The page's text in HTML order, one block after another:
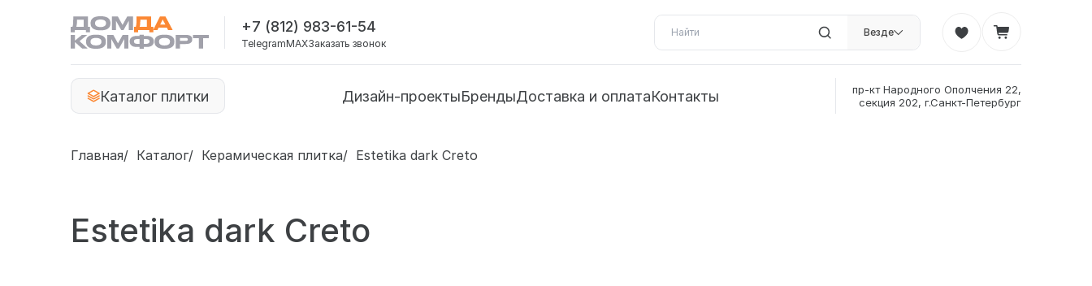
+7 (812) 983-61-54
TelegramMAXЗаказать звонок
Везде
Каталог плитки Дизайн-проектыБрендыДоставка и оплатаКонтакты
пр-кт Народного Ополчения 22,
секция 202, г.Санкт-Петербург
Главная Каталог Керамическая плитка Estetika dark Creto
Estetika dark Creto